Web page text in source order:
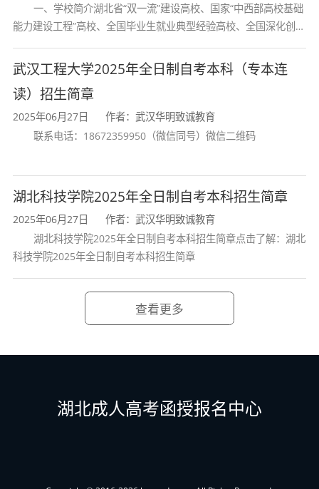
3.具备编制工程项目投资估算、工程概
预算、最高投标限价和投标报价、工程结算
的基本技能；
4.具备在工程项目建设阶段进行全过程
造价管理的基本能力，初步满足建设单位、
造价管理相关岗位的工作需求；
5.熟悉国家建筑行业的基本政策和法
规；
6.具备对新知识、新技能的学习能力和
一定的创新创业能力。
440501
一、学校简介湖北省“双一流”建设高校、国家“中西部高校基础
能力建设工程”高校、全国毕业生就业典型经验高校、全国深化创新
员职务科技成果所有权或
武汉工程大学2025年全日制自考本科（专本连
读）招生简章
2025年06月27日
作者：武汉华明致诚教育
联系电话：18672359950（微信同号）微信二维码
湖北科技学院2025年全日制自考本科招生简章
2025年06月27日
作者：武汉华明致诚教育
湖北科技学院2025年全日制自考本科招生简章点击了解：湖北
科技学院2025年全日制自考本科招生简章
查看更多
湖北成人高考函授报名中心